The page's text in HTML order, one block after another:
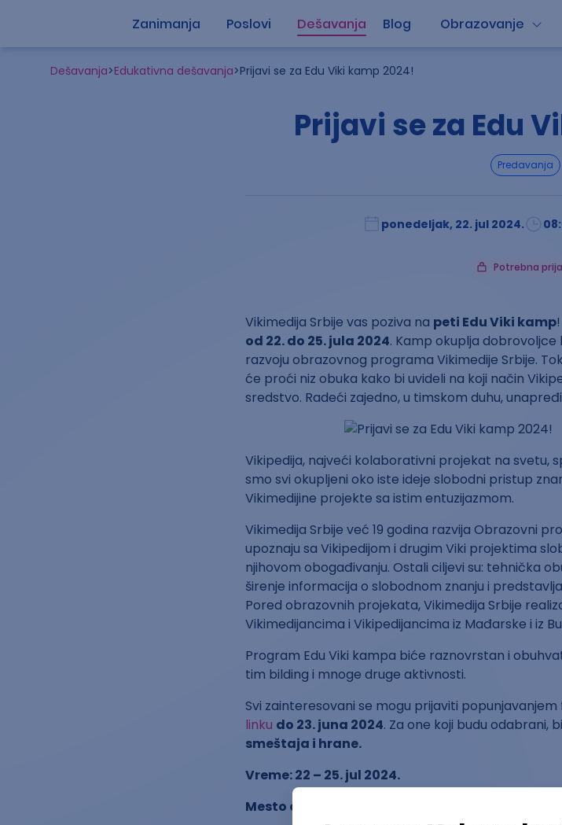
Zanimanja Poslovi Dešavanja Blog Obrazovanje
Dešavanja>Edukativna dešavanja>Prijavi se za Edu Viki kamp 2024!
Prijavi se za Edu
predavanja
ponedeljak, 22. jul 2024.
Potrebna
Vikimedija Srbije vas poziva na peti Edu Viki kamp
od 22. do 25. jula 2024. Kamp okuplja dobrovoljce
razvoju obrazovnog programa Vikimedije Srbije.
će proći niz obuka kako bi uvideli na koji način
sredstvo. Radeći zajedno, u timskom duhu,
Vikipedija, najveći kolaborativni projekat na svetu,
smo svi okupljeni oko iste ideje slobodni pristup
Vikimedijine projekte sa istim entuzijazmom.
Vikimedija Srbije već 19 godina razvija Obrazovni
upoznaju sa Vikipedijom i drugim Viki projektima
njihovom obogađivanju. Ostali ciljevi su: tehnička
širenje informacija o slobodnom znanju i
Pored obrazovnih projekata, Vikimedija Srbije
Vikimedijancima i Vikipedijancima iz Mađarske i iz
Program Edu Viki kampa biće raznovrstan i
tim bilding i mnoge druge aktivnosti.
Svi zainteresovani se mogu prijaviti
linku do 23. juna 2024. Za one koji budu odabrani,
smeštaja i hrane.
Vreme: 22 – 25. jul 2024.
Mesto organizovanja: Hotel Rojal Spa, Banja